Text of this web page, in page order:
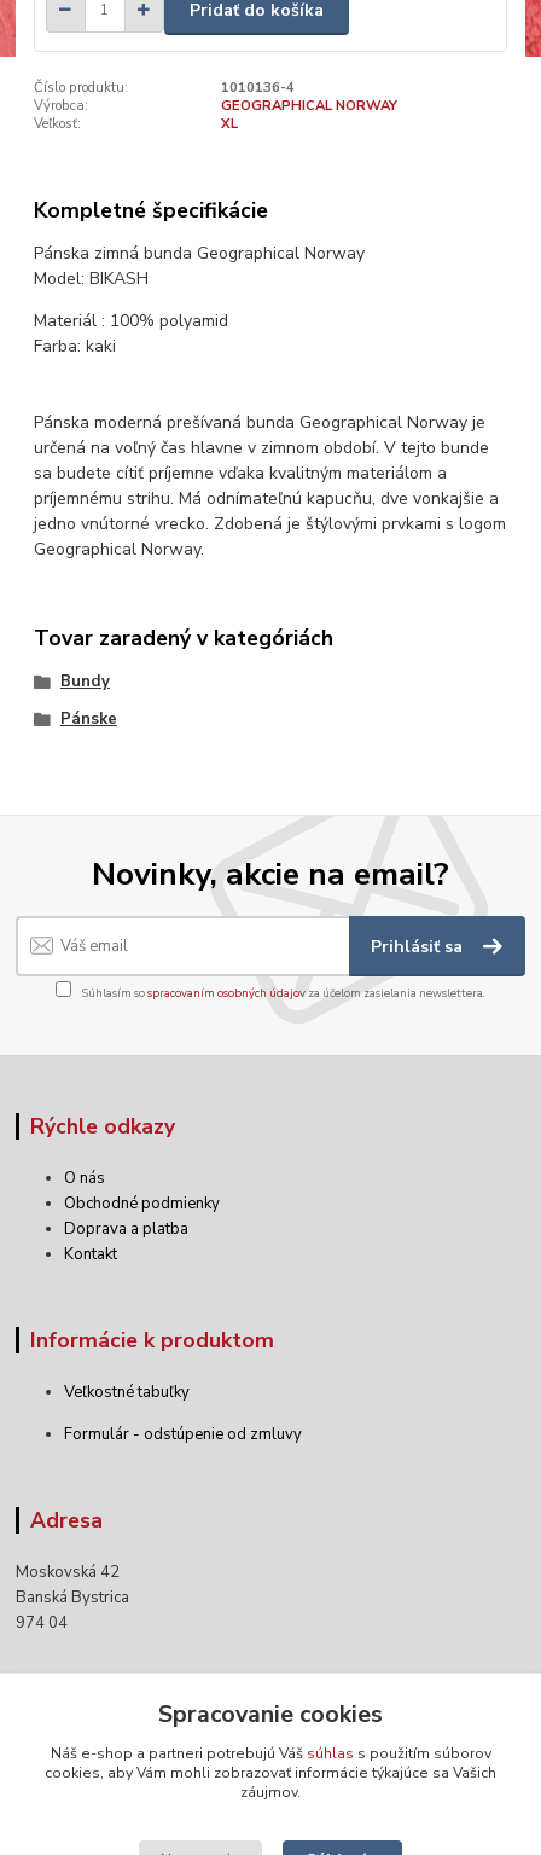
Pridať do košíka
Číslo produktu:
1010136-4
Výrobca:
GEOGRAPHICAL NORWAY
Veľkosť:
XL
Kompletné špecifikácie
Pánska zimná bunda Geographical Norway
Model: BIKASH
Materiál : 100% polyamid
Farba: kaki
Pánska moderná prešívaná bunda Geographical Norway je
určená na voľný čas hlavne v zimnom období. V tejto bunde
sa budete cítiť príjemne vďaka kvalitným materiálom a
príjemnému strihu. Má odnímateľnú kapucňu, dve vonkajšie a
jedno vnútorné vrecko. Zdobená je štýlovými prvkami s logom
Geographical Norway.
Tovar zaradený v kategóriách
Bundy
Pánske
Novinky, akcie na email?
Prihlásiť sa
Súhlasím sospracovaním osobných údajov za účelom zasielania newslettera.
Rýchle odkazy
O nás
Obchodné podmienky
Doprava a platba
Kontakt
Informácie k produktom
Veľkostné tabuľky
Formulár - odstúpenie od zmluvy
Adresa
Moskovská 42
Banská Bystrica
974 04
+421 903 152 158
Spracovanie cookies
Náš e-shop a partneri potrebujú Váš súhlas s použitím súborov
cookies, aby Vám mohli zobrazovať informácie týkajúce sa Vašich
záujmov.